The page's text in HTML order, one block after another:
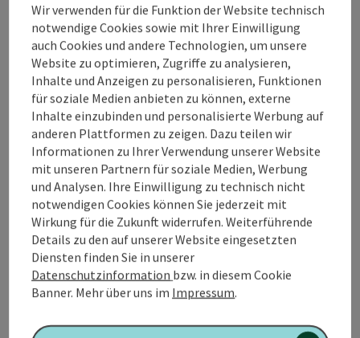
Mögliche Anreisetermine
ganzjährig bei Schönwetter
Buchen / Anfrage
ab Preis
€ 100,00 pro Familie/Gruppe
buchbar ab 3 Personen
Reisezeiträume (06.08.2026 - 07.08.2028)
Einträge anzeigen
von bis
06.08.2026 06.08.2026
Wir verwenden für die Funktion der Website technisch
notwendige Cookies sowie mit Ihrer Einwilligung
auch Cookies und andere Technologien, um unsere
Website zu optimieren, Zugriffe zu analysieren,
Inhalte und Anzeigen zu personalisieren, Funktionen
für soziale Medien anbieten zu können, externe
Inhalte einzubinden und personalisierte Werbung auf
anderen Plattformen zu zeigen. Dazu teilen wir
Informationen zu Ihrer Verwendung unserer Website
mit unseren Partnern für soziale Medien, Werbung
und Analysen. Ihre Einwilligung zu technisch nicht
notwendigen Cookies können Sie jederzeit mit
Wirkung für die Zukunft widerrufen. Weiterführende
Details zu den auf unserer Website eingesetzten
Diensten finden Sie in unserer
Datenschutzinformation bzw. in diesem Cookie
Banner. Mehr über uns im Impressum.